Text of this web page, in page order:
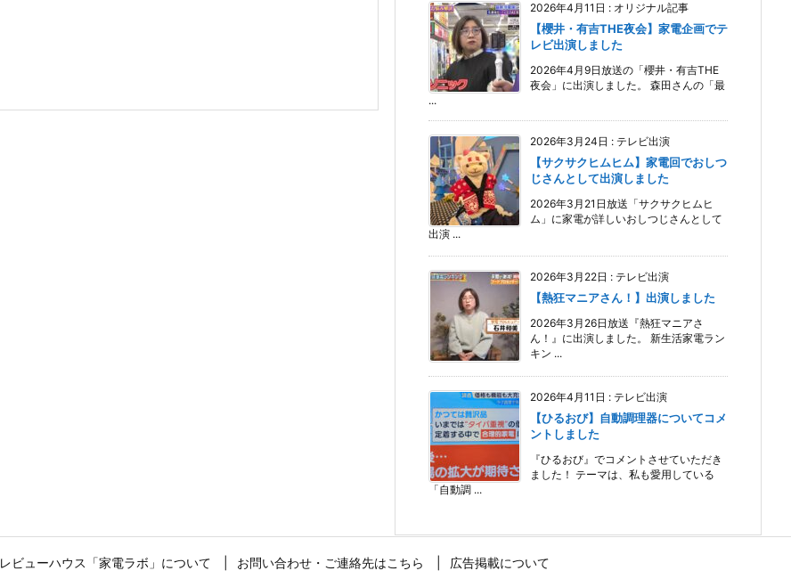
2026年4月11日 : オリジナル記事
【櫻井・有吉THE夜会】家電企画でテ
レビ出演しました
2026年4月9日放送の「櫻井・有吉THE
夜会」に出演しました。 森田さんの「最
...
2026年3月24日 : テレビ出演
【サクサクヒムヒム】家電回でおしつ
じさんとして出演しました
2026年3月21日放送「サクサクヒムヒ
ム」に家電が詳しいおしつじさんとして
出演 ...
2026年3月22日 : テレビ出演
【熱狂マニアさん！】出演しました
2026年3月26日放送『熱狂マニアさ
ん！』に出演しました。 新生活家電ラン
キン ...
2026年4月11日 : テレビ出演
【ひるおび】自動調理器についてコメ
ントしました
『ひるおび』でコメントさせていただき
ました！ テーマは、私も愛用している
「自動調 ...
レビューハウス「家電ラボ」について お問い合わせ・ご連絡先はこちら 広告掲載について